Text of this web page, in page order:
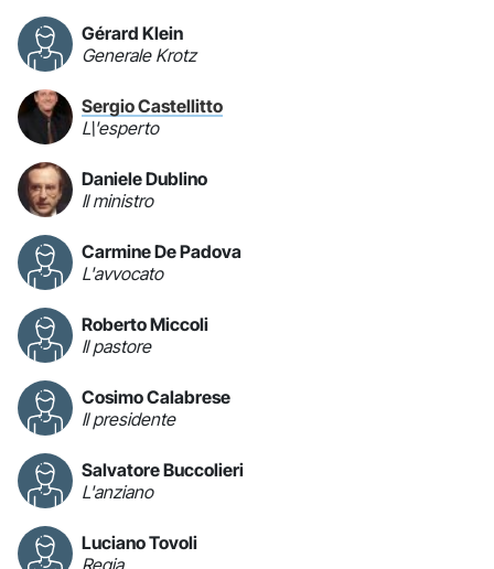
Gérard Klein
Generale Krotz
Sergio Castellitto
L\'esperto
Daniele Dublino
Il ministro
Carmine De Padova
L'avvocato
Roberto Miccoli
Il pastore
Cosimo Calabrese
Il presidente
Salvatore Buccolieri
L'anziano
Luciano Tovoli
Regia